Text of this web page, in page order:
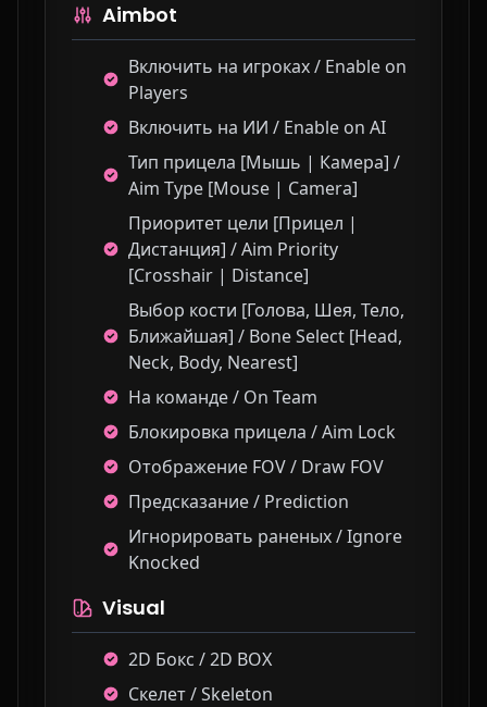
Aimbot
Включить на игроках / Enable on
Players
Включить на ИИ / Enable on AI
Тип прицела [Мышь | Камера] /
Aim Type [Mouse | Camera]
Приоритет цели [Прицел |
Дистанция] / Aim Priority
[Crosshair | Distance]
Выбор кости [Голова, Шея, Тело,
Ближайшая] / Bone Select [Head,
Neck, Body, Nearest]
На команде / On Team
Блокировка прицела / Aim Lock
Отображение FOV / Draw FOV
Предсказание / Prediction
Игнорировать раненых / Ignore
Knocked
Visual
2D Бокс / 2D BOX
Скелет / Skeleton